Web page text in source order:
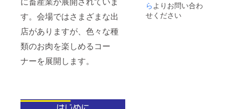
す。会場ではさまざまな出
店がありますが、色々な種
類のお肉を楽しめるコー
ナーを展開します。
し、人間と
しての価値
ます
ます
１口ま
で。 ※
ロゴで
らよりお問い合わ
せください